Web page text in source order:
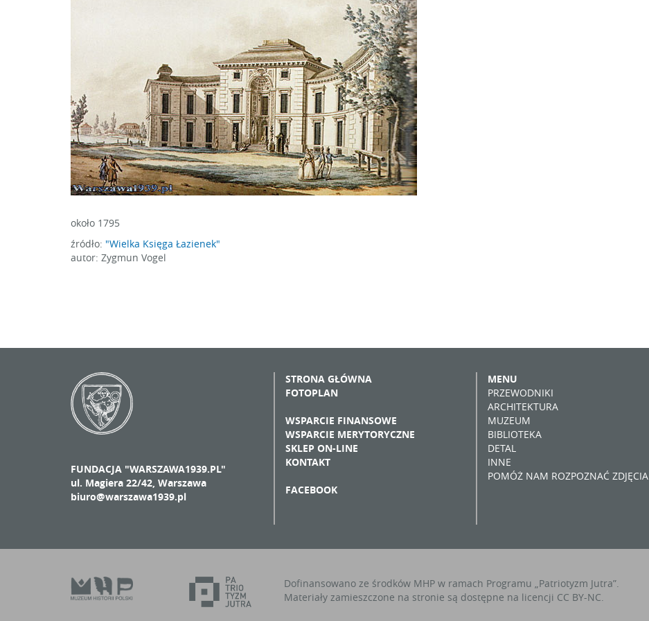
około 1795
źródło: "Wielka Księga Łazienek"
autor: Zygmun Vogel
FUNDACJA "WARSZAWA1939.PL"
ul. Magiera 22/42, Warszawa
biuro@warszawa1939.pl
STRONA GŁÓWNA
FOTOPLAN
WSPARCIE FINANSOWE
WSPARCIE MERYTORYCZNE
SKLEP ON-LINE
KONTAKT
FACEBOOK
MENU
PRZEWODNIKI
ARCHITEKTURA
MUZEUM
BIBLIOTEKA
DETAL
INNE
POMÓŻ NAM ROZPOZNAĆ ZDJĘCIA
Dofinansowano ze środków MHP w ramach Programu „Patriotyzm Jutra”.
Materiały zamieszczone na stronie są dostępne na licencji CC BY-NC.